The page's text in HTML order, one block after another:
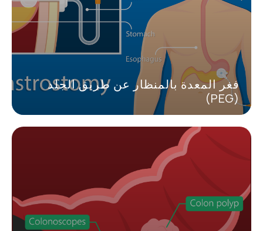
فغر المعدة بالمنظار عن طريق الجلد
(PEG)